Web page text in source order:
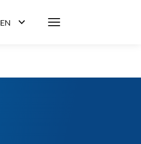
ausblenden
EN
Menü